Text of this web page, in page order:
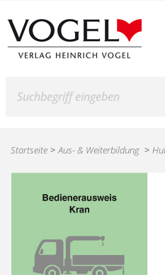
Startseite Aus- & Weiterbildung